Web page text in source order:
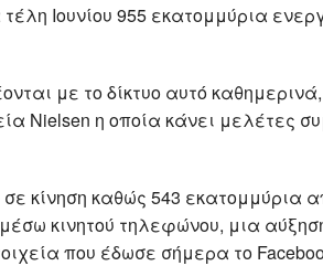
Ιουνίου 955 εκατομμύρια
με το δίκτυο αυτό
Nielsen η οποία κάνει μελέτες
κίνηση καθώς 543 εκατομμύρια
κινητού τηλεφώνου, μια
που έδωσε σήμερα το